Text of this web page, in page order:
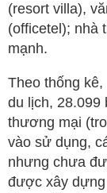
(resort villa),
(officetel); nhà
mạnh.
Theo thống
du lịch, 28.099
thương mại
vào sử dụng,
nhưng chưa
được xây dựng